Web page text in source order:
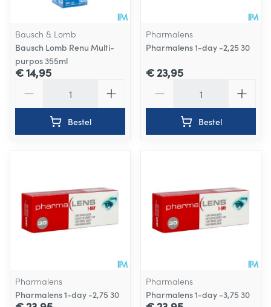
Bausch & Lomb
Bausch Lomb Renu Multi-
purpos 355ml
€ 14,95
Bestel
Pharmalens
Pharmalens 1-day -2,25 30
€ 23,95
Bestel
Pharmalens
Pharmalens 1-day -2,75 30
Pharmalens
Pharmalens 1-day -3,75 30